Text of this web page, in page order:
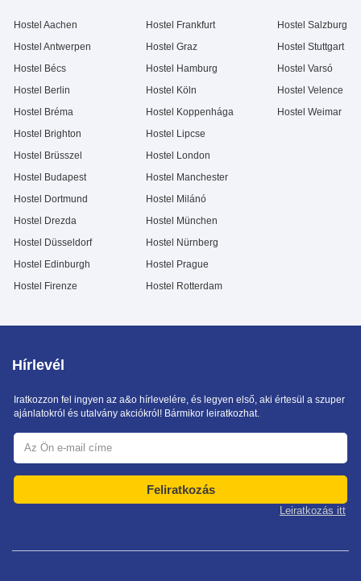
Hostel Aachen
Hostel Antwerpen
Hostel Bécs
Hostel Berlin
Hostel Bréma
Hostel Brighton
Hostel Brüsszel
Hostel Budapest
Hostel Dortmund
Hostel Drezda
Hostel Düsseldorf
Hostel Edinburgh
Hostel Firenze
Hostel Frankfurt
Hostel Graz
Hostel Hamburg
Hostel Köln
Hostel Koppenhága
Hostel Lipcse
Hostel London
Hostel Manchester
Hostel Milánó
Hostel München
Hostel Nürnberg
Hostel Prague
Hostel Rotterdam
Hostel Salzburg
Hostel Stuttgart
Hostel Varsó
Hostel Velence
Hostel Weimar
Hírlevél
Iratkozzon fel ingyen az a&o hírlevelére, és legyen első, aki értesül a szuper
ajánlatokról és utalvány akciókról! Bármikor leiratkozhat.
Feliratkozás
Leiratkozás itt